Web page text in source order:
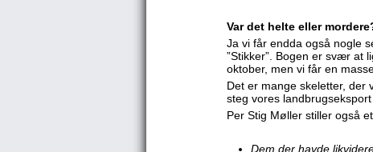
Var det helte eller
Ja vi får endda også nogle
”Stikker”. Bogen er svær at
oktober, men vi får en
Det er mange skeletter, der
steg vores
Per Stig Møller stiller også
Dem der havde